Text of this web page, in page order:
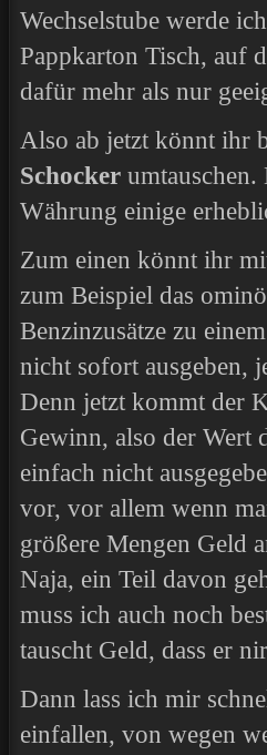
Wechselstube werde
Pappkarton Tisch, auf
dafür mehr als nur
Also ab jetzt könnt ihr
Schocker
Währung einige
Zum einen könnt ihr
zum Beispiel das
Benzinzusätze zu
nicht sofort ausgeben,
Denn jetzt kommt der
Gewinn, also der Wert
einfach nicht
vor, vor allem wenn
größere Mengen Geld
Naja, ein Teil davon
muss ich auch noch
tauscht Geld, dass er
Dann lass ich mir
einfallen, von wegen